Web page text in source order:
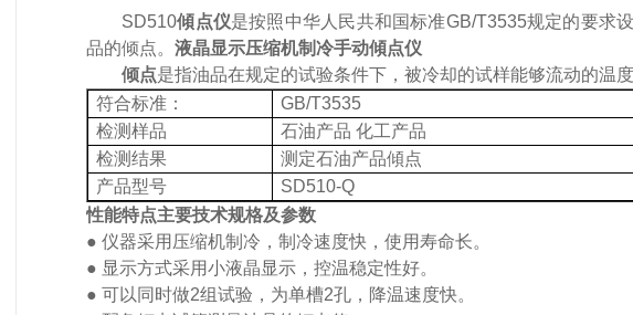
SD510傾点仪是按照中华人民共和国标准GB/T3535规定的要求
品的倾点。液晶显示压缩机制冷手动傾点仪
倾点是指油品在规定的试验条件下，被冷却的试样能够流动的温
符合标准：
GB/T3535
检测样品
石油产品 化工产品
检测结果
测定石油产品傾点
产品型号
SD510-Q
性能特点主要技术规格及参数
● 仪器采用压缩机制冷，制冷速度快，使用寿命长。
● 显示方式采用小液晶显示，控温稳定性好。
● 可以同时做2组试验，为单槽2孔，降温速度快。